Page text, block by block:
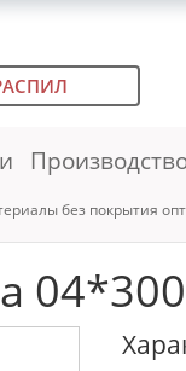
без покрытия